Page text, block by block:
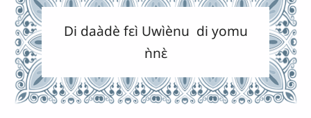
Di daàdè fɛì Uwìènu di yomu
ǹnɛ̀